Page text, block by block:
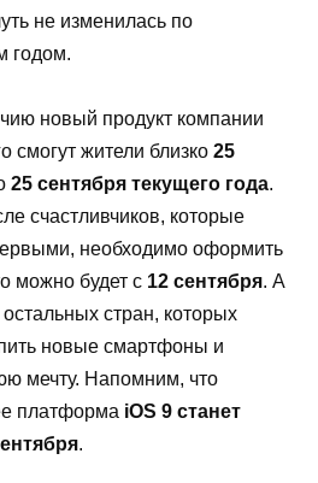
не изменилась по
годом.
новый продукт компании
смогут жители близко 25
25 сентября текущего года.
счастливчиков, которые
необходимо оформить
можно будет с 12 сентября. А
стран, которых
новые смартфоны и
мечту. Напомним, что
платформа iOS 9 станет
.